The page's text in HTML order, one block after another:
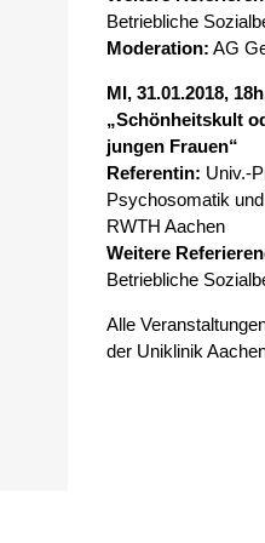
Betriebliche
Moderation: AG
MI, 31.01.2018,
„Schönheitskult
jungen Frauen“
Referentin: Univ.-
Psychosomatik
RWTH Aachen
Weitere
Betriebliche
Alle
der Uniklinik